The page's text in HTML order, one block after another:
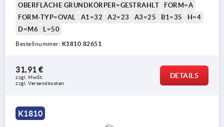
OBERFLÄCHE GRUNDKÖRPER=GESTRAHLT
FORM=A
FORM-TYP=OVAL
A1=32 A2=23 A3=25 B1=35
H=4
D=M6
L=50
Bestellnummer: K1810.82651
31,91 €
zzgl. MwSt.
zzgl. Versandkosten
DETAILS
K1810